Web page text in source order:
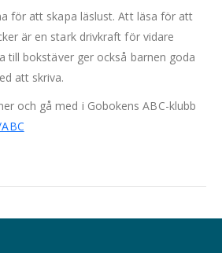
för att skapa läslust. Att läsa för att
är en stark drivkraft för vidare
till bokstäver ger också barnen goda
att skriva.
och gå med i Gobokens ABC-klubb